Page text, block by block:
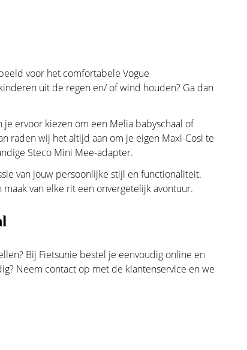
voor het comfortabele Vogue
uit de regen en/ of wind houden? Ga dan
ervoor kiezen om een Melia babyschaal of
raden wij het altijd aan om je eigen Maxi-Cosi te
Steco Mini Mee-adapter.
van jouw persoonlijke stijl en functionaliteit.
van elke rit een onvergetelijk avontuur.
Bij Fietsunie bestel je eenvoudig online en
Neem contact op met de klantenservice en we